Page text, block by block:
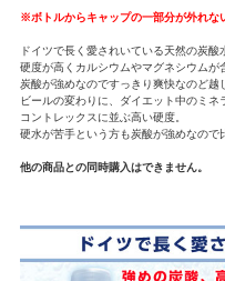
※ボトルからキャップの一部分が外れな
ドイツで長く愛されいている天然の炭酸
硬度が高くカルシウムやマグネシウムが
炭酸が強めなのですっきり爽快なのど越
ビールの変わりに、ダイエット中のミネ
コントレックスに並ぶ高い硬度。
硬水が苦手という方も炭酸が強めなので
他の商品との同時購入はできません。